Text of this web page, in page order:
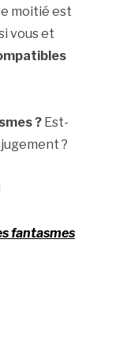
moitié est
vous et
? Est-
?
fantasmes